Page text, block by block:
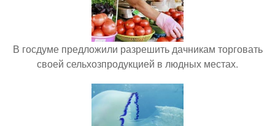
В госдуме предложили разрешить дачникам торговать
своей сельхозпродукцией в людных местах.